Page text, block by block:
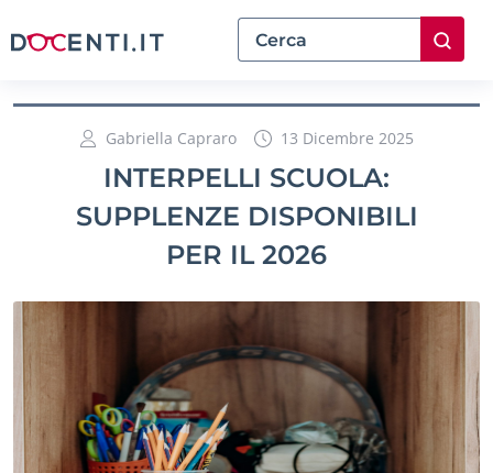
Gabriella Capraro 13 Dicembre 2025
INTERPELLI SCUOLA:
SUPPLENZE DISPONIBILI
PER IL 2026